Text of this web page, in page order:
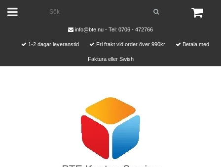
info@bte.nu - Tel: 0706 - 472766
1-2 dagar leveranstid Fri frakt vid order över 990kr Betala med
Faktura eller Swish